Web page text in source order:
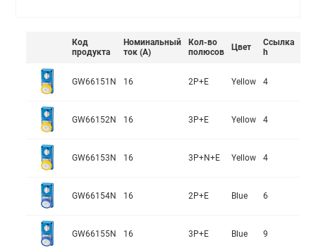
Код
продукта
Номинальный
ток (А)
Кол-во
полюсов
Цвет
Ссылка
h
GW66151N 16 2P+E Yellow 4
GW66152N 16 3P+E Yellow 4
GW66153N 16 3P+N+E Yellow 4
GW66154N 16 2P+E Blue 6
GW66155N 16 3P+E Blue 9